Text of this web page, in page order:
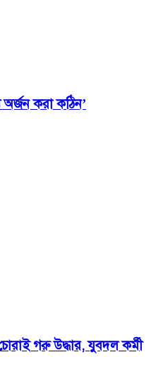
অর্জন করা কঠিন’
গরু উদ্ধার, যুবদল কর্মী